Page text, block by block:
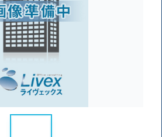
路線・駅
条件を絞り込む